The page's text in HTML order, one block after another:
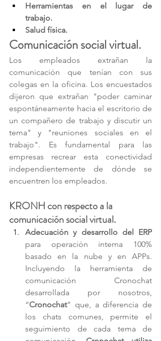
Herramientas en el lugar de
trabajo.
Salud física.
Comunicación social virtual.
Los empleados extrañan la
comunicación que tenían con sus
colegas en la oficina. Los encuestados
dijeron que extrañan "poder caminar
espontáneamente hacia el escritorio de
un compañero de trabajo y discutir un
tema" y "reuniones sociales en el
trabajo". Es fundamental para las
empresas recrear esta conectividad
independientemente de dónde se
encuentren los empleados.
KRONH con respecto a la
comunicación social virtual.
Adecuación y desarrollo del ERP
para operación interna 100%
basado en la nube y en APPs.
Incluyendo la herramienta de
comunicación Cronochat
desarrollada por nosotros,
“Cronochat” que, a diferencia de
los chats comunes, permite el
seguimiento de cada tema de